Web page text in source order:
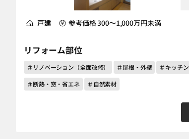
戸建 参考価格 300～1,000万円未満
リフォーム部位
＃リノベーション（全面改修） ＃屋根・外壁 ＃キッチン
＃断熱・窓・省エネ
＃自然素材